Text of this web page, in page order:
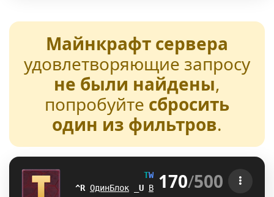
Майнкрафт сервера
удовлетворяющие запросу
не были найдены,
попробуйте сбросить
один из фильтров.
TW NT URE
[1.21-26.2]
VE ОдинБлок N Выживание RS БедВарс
170/500